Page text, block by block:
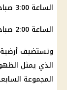
الساعة 3:00 صباحًا بتوقيت ليبيا والسودان.
الساعة 2:00 صباحًا بتوقيت الجزائر والمغرب وتونس.
وتستضيف
الذي يمثل
المجموعة